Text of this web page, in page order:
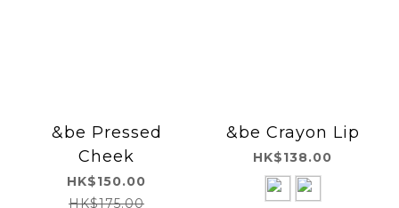
&be Pressed
Cheek
HK$150.00
HK$175.00
&be Crayon Lip
HK$138.00